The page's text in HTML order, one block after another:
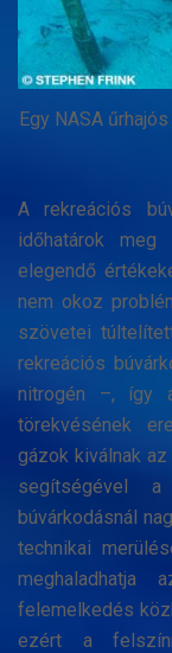
Egy NASA
A rekreációs
időhatárok
elegendő
nem okoz
szövetei
rekreációs
nitrogén –, így
törekvésének
gázok kiválnak
segítségével
búvárkodásnál
technikai
felemelkedés
ezért a